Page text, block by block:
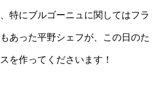
特にブルゴーニュに関してはフラ
あった平野シェフが、この日のた
を作ってくださいます！